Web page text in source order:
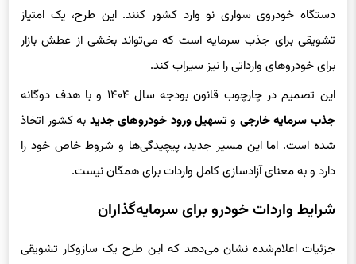
دستگاه خودروی سواری نو وارد کشور کنند. این طرح، یک امتیاز
تشویقی برای جذب سرمایه است که می‌تواند بخشی از عطش بازار
برای خودروهای وارداتی را نیز سیراب کند.
این تصمیم در چارچوب قانون بودجه سال ۱۴۰۴ و با هدف دوگانه
جذب سرمایه خارجی وتسهیل ورود خودروهای جدید به کشور اتخاذ
شده است. اما این مسیر جدید، پیچیدگی‌ها و شروط خاص خود را
دارد و به معنای آزادسازی کامل واردات برای همگان نیست.
شرایط واردات خودرو برای سرمایه‌گذاران
جزئیات اعلام‌شده نشان می‌دهد که این طرح یک سازوکار تشویقی